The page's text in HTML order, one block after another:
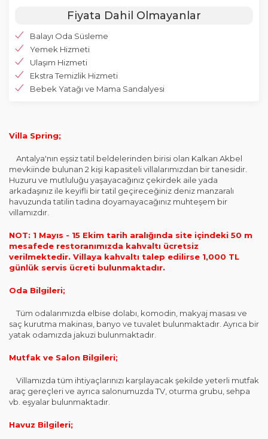
Fiyata Dahil Olmayanlar
Balayı Oda Süsleme
Yemek Hizmeti
Ulaşım Hizmeti
Ekstra Temizlik Hizmeti
Bebek Yatağı ve Mama Sandalyesi
Villa Spring;
Antalya'nın eşsiz tatil beldelerinden birisi olan Kalkan Akbel
mevkiinde bulunan 2 kişi kapasiteli villalarımızdan bir tanesidir.
Huzuru ve mutluluğu yaşayacağınız çekirdek aile yada
arkadaşınız ile keyifli bir tatil geçireceğiniz deniz manzaralı
havuzunda tatilin tadına doyamayacağınız muhteşem bir
villamızdır.
NOT: 1 Mayıs - 15 Ekim tarih aralığında site içindeki 50 m
mesafede restoranımızda kahvaltı ücretsiz
verilmektedir. Villaya kahvaltı talep edilirse 1,000 TL
günlük servis ücreti bulunmaktadır.
Oda Bilgileri;
Tüm odalarımızda elbise dolabı, komodin, makyaj masası ve
saç kurutma makinası, banyo ve tuvalet bulunmaktadır. Ayrıca bir
yatak odamızda jakuzi bulunmaktadır.
Mutfak ve Salon Bilgileri;
Villamızda tüm ihtiyaçlarınızı karşılayacak şekilde yeterli mutfak
araç gereçleri ve ayrıca salonumuzda TV, oturma grubu, sehpa
vb. eşyalar bulunmaktadır.
Havuz Bilgileri;